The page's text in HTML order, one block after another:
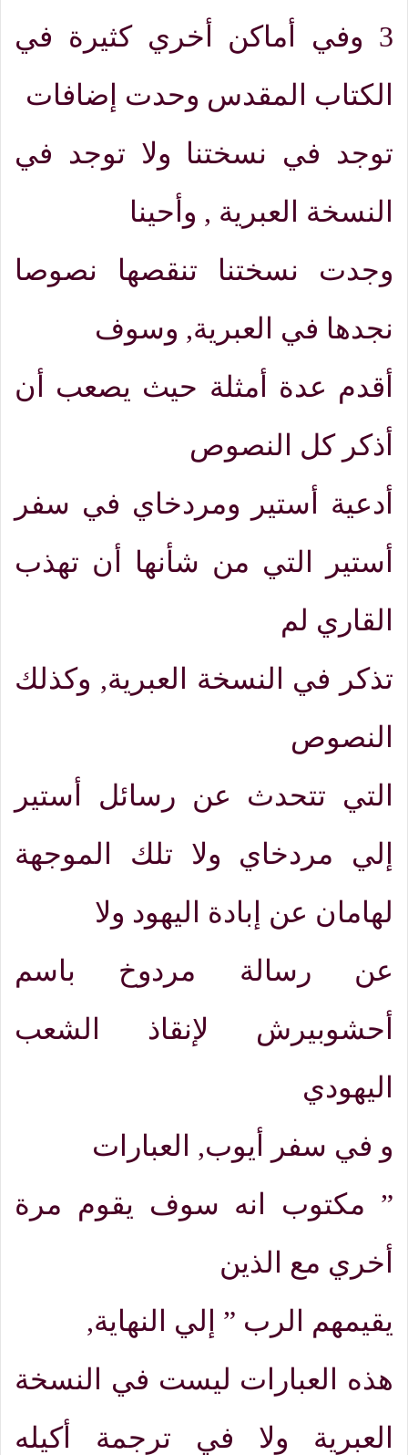
3 وفي أماكن أخري كثيرة في
الكتاب المقدس وحدت إضافات
توجد في نسختنا ولا توجد في
النسخة العبرية , وأحينا
وجدت نسختنا تنقصها نصوصا
نجدها في العبرية, وسوف
أقدم عدة أمثلة حيث يصعب أن
أذكر كل النصوص
أدعية أستير ومردخاي في سفر
أستير التي من شأنها أن تهذب
القاري لم
تذكر في النسخة العبرية, وكذلك
النصوص
التي تتحدث عن رسائل أستير
إلي مردخاي ولا تلك الموجهة
لهامان عن إبادة اليهود ولا
عن رسالة مردوخ باسم
أحشوبيرش لإنقاذ الشعب
اليهودي
و في سفر أيوب,
العبارات
” مكتوب انه سوف يقوم مرة
أخري مع الذين
يقيمهم الرب ” إلي النهاية,
هذه العبارات ليست في النسخة
العبرية ولا في ترجمة أكيله